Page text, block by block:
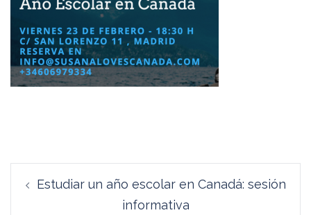
de Estudiar un año escolar en Canadá: sesión
informativa